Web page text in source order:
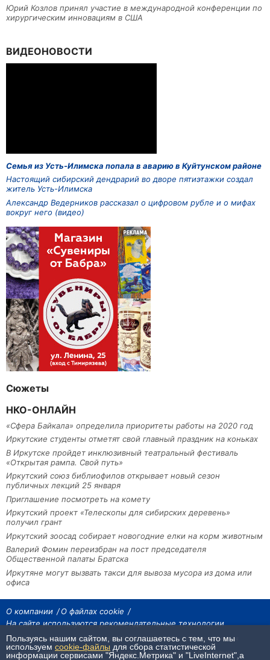
Юрий Козлов принял участие в международной конференции по
хирургическим инновациям в США
ВИДЕОНОВОСТИ
Семья из Усть-Илимска попала в аварию в Куйтунском районе
Настоящий сибирский дендрарий во дворе пятиэтажки создал
житель Усть-Илимска
Александр Ведерников рассказал о цифровом рубле и о мифах
вокруг него (видео)
Сюжеты
НКО-ОНЛАЙН
«Сфера Байкала» определила приоритеты работы на 2020 год
Иркутские студенты отметят свой главный праздник на коньках
В Иркутске пройдет инклюзивный театральный фестиваль
«Открытая рампа. Свой путь»
Иркутский союз библиофилов открывает новый сезон
публичных лекций 25 января
Приглашение посмотреть на комету
Иркутский проект «Телескопы для сибирских деревень»
получил грант
Иркутский зоосад собирает новогодние елки на корм животным
Валерий Фомин переизбран на пост председателя
Общественной палаты Братска
Иркутяне могут вызвать такси для вывоза мусора из дома или
офиса
О компании
О файлах cookie
На сайте используются рекомендательные технологии
На сайте размещаются материалы ИА «Наш Север». Все права охраняются
законом.
При использовании материалов агентства на других сайтах, обязательна
гиперссылка.
Пользуясь нашим сайтом, вы соглашаетесь с тем, что мы
используем cookie-файлы для сбора статистической
информации сервисами "Яндекс.Метрика" и "LiveInternet",а